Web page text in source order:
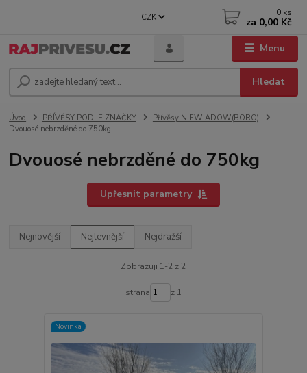
Menu
CZK
Hledat
0 ks
za 0,00 Kč
Úvod PŘÍVĚSY PODLE ZNAČKY
Přívěsy NIEWIADOW(BORO)
Dvouosé nebrzděné do 750kg
Dvouosé nebrzděné do 750kg
Upřesnit parametry
Nejnovější Nejlevnější Nejdražší
Zobrazuji 1-2 z 2
strana z 1
Novinka